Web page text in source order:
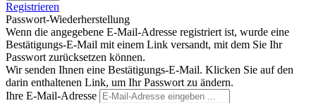
Registrieren
Passwort-Wiederherstellung
Wenn die angegebene E-Mail-Adresse registriert ist, wurde eine
Bestätigungs-E-Mail mit einem Link versandt, mit dem Sie Ihr
Passwort zurücksetzen können.
Wir senden Ihnen eine Bestätigungs-E-Mail. Klicken Sie auf den
darin enthaltenen Link, um Ihr Passwort zu ändern.
Ihre E-Mail-Adresse